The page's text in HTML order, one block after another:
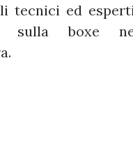
tecnici ed
sulla boxe